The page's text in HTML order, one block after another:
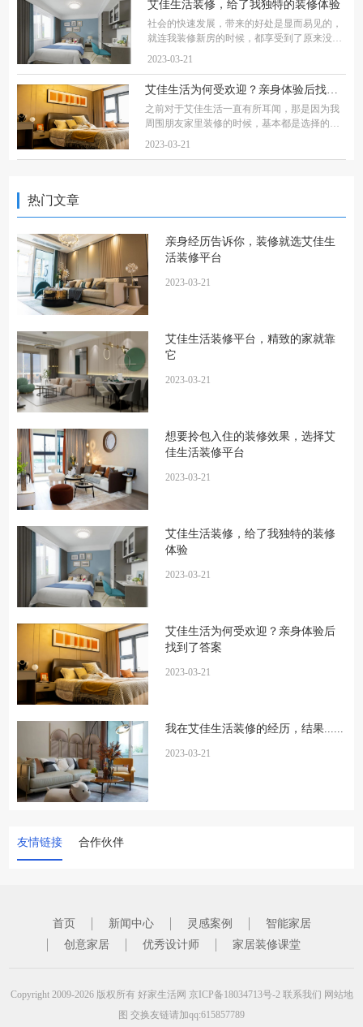
艾佳生活装修，给了我独特的装修体验
社会的快速发展，带来的好处是显而易见的，
就连我装修新房的时候，都享受到了原来没有
的便利。新房下来后，在朋友的推荐下我选择
2023-03-21
艾佳生活为何受欢迎？亲身体验后找到了答案
之前对于艾佳生活一直有所耳闻，那是因为我
周围朋友家里装修的时候，基本都是选择的这
家公司，也去过很多朋友家参观过，发现整体
2023-03-21
热门文章
亲身经历告诉你，装修就选艾佳生
活装修平台
2023-03-21
艾佳生活装修平台，精致的家就靠
它
2023-03-21
想要拎包入住的装修效果，选择艾
佳生活装修平台
2023-03-21
艾佳生活装修，给了我独特的装修
体验
2023-03-21
艾佳生活为何受欢迎？亲身体验后
找到了答案
2023-03-21
我在艾佳生活装修的经历，结果......
2023-03-21
友情链接 合作伙伴
首页 新闻中心 灵感案例
智能家居
创意家居
优秀设计师 家居装修课堂
Copyright 2009-2026 版权所有 好家生活网 京ICP备18034713号-2 联系我们 网站地
图 交换友链请加qq:615857789